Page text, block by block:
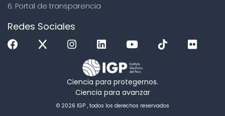
6. Portal de transparencia
Redes Sociales
Ciencia para protegernos.
Ciencia para avanzar
© 2026 IGP , todos los derechos reservados